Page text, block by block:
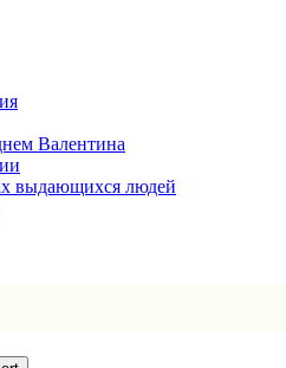
Валентина
выдающихся людей